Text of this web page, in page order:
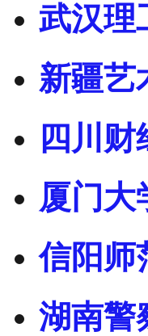
武汉理
新疆艺
四川
厦门大
信阳师
湖南警